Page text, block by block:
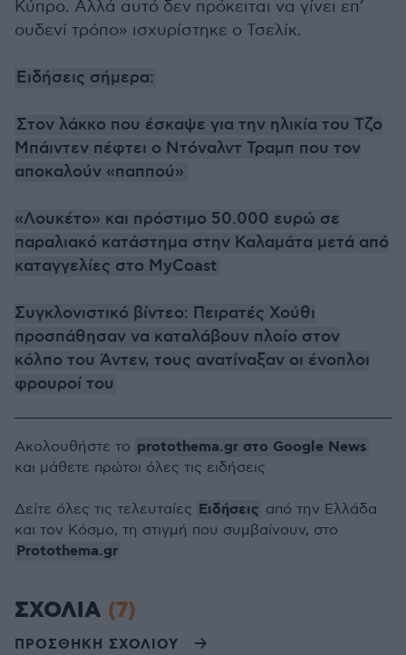
Κύπρο. Αλλά αυτό δεν πρόκειται να γίνει επ’
ουδενί τρόπο» ισχυρίστηκε ο Τσελίκ.
Ειδήσεις σήμερα:
Στον λάκκο που έσκαψε για την ηλικία του Τζο
Μπάιντεν πέφτει ο Ντόναλντ Τραμπ που τον
αποκαλούν «παππού»
«Λουκέτο» και πρόστιμο 50.000 ευρώ σε
παραλιακό κατάστημα στην Καλαμάτα μετά από
καταγγελίες στο MyCoast
Συγκλονιστικό βίντεο: Πειρατές Χούθι
προσπάθησαν να καταλάβουν πλοίο στον
κόλπο του Άντεν, τους ανατίναξαν οι ένοπλοι
φρουροί του
Ακολουθήστε το protothema.gr στο Google News
και μάθετε πρώτοι όλες τις ειδήσεις
Δείτε όλες τις τελευταίες Ειδήσεις από την Ελλάδα
και τον Κόσμο, τη στιγμή που συμβαίνουν, στο
Protothema.gr
ΣΧΟΛΙΑ (7)
ΠΡΟΣΘΗΚΗ ΣΧΟΛΙΟΥ